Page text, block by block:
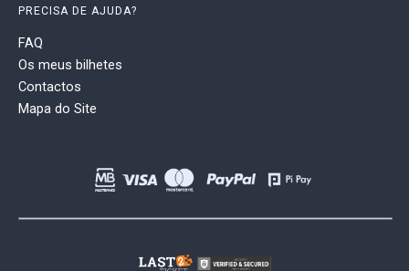
PRECISA DE AJUDA?
FAQ
Os meus bilhetes
Contactos
Mapa do Site